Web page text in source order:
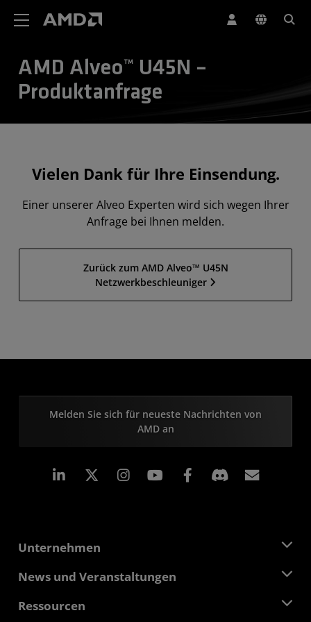
AMD Alveo™ U45N –
Produktanfrage
Vielen Dank für Ihre Einsendung.
Einer unserer Alveo Experten wird sich wegen Ihrer
Anfrage bei Ihnen melden.
Zurück zum AMD Alveo™ U45N
Netzwerkbeschleuniger
Melden Sie sich für neueste Nachrichten von
AMD an
LinkedIn Instagram Facebook
Unternehmen
Über AMD
Verantwortung
News und Veranstaltungen
Pressebereich
Ressourcen